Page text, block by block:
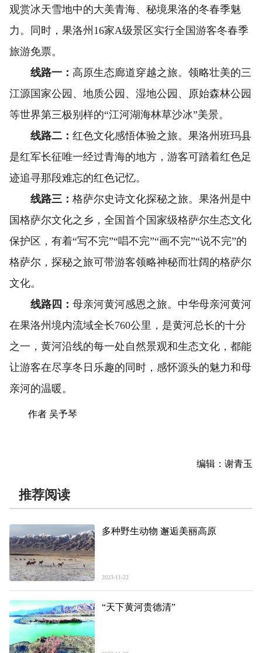
观赏冰天雪地中的大美青海、秘境果洛的冬春季魅
力。同时，果洛州16家A级景区实行全国游客冬春季
旅游免票。
线路一： 高原生态廊道穿越之旅。领略壮美的三
江源国家公园、地质公园、湿地公园、原始森林公园
等世界第三极别样的“江河湖海林草沙冰”美景。
线路二： 红色文化感悟体验之旅。果洛州班玛县
是红军长征唯一经过青海的地方，游客可踏着红色足
迹追寻那段难忘的红色记忆。
线路三： 格萨尔史诗文化探秘之旅。果洛州是中
国格萨尔文化之乡，全国首个国家级格萨尔生态文化
保护区，有着“写不完”“唱不完”“画不完”“说不完”的
格萨尔，探秘之旅可带游客领略神秘而壮阔的格萨尔
文化。
线路四： 母亲河黄河感恩之旅。中华母亲河黄河
在果洛州境内流域全长760公里，是黄河总长的十分
之一，黄河沿线的每一处自然景观和生态文化，都能
让游客在尽享冬日乐趣的同时，感怀源头的魅力和母
亲河的温暖。
作者 吴予琴
编辑：谢青玉
推荐阅读
多种野生动物 邂逅美丽高原
2023-11-22
“天下黄河贵德清”